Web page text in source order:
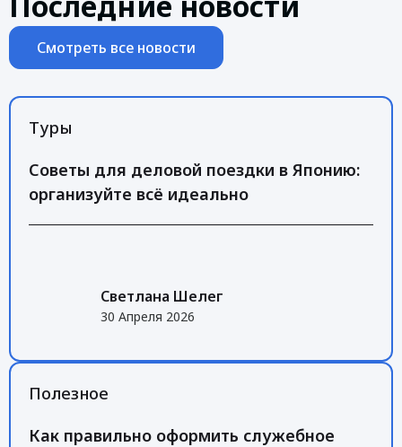
Смотреть все новости
Туры
Советы для деловой поездки в Японию:
организуйте всё идеально
Светлана Шелег
30 Апреля 2026
Полезное
Как правильно оформить служебное